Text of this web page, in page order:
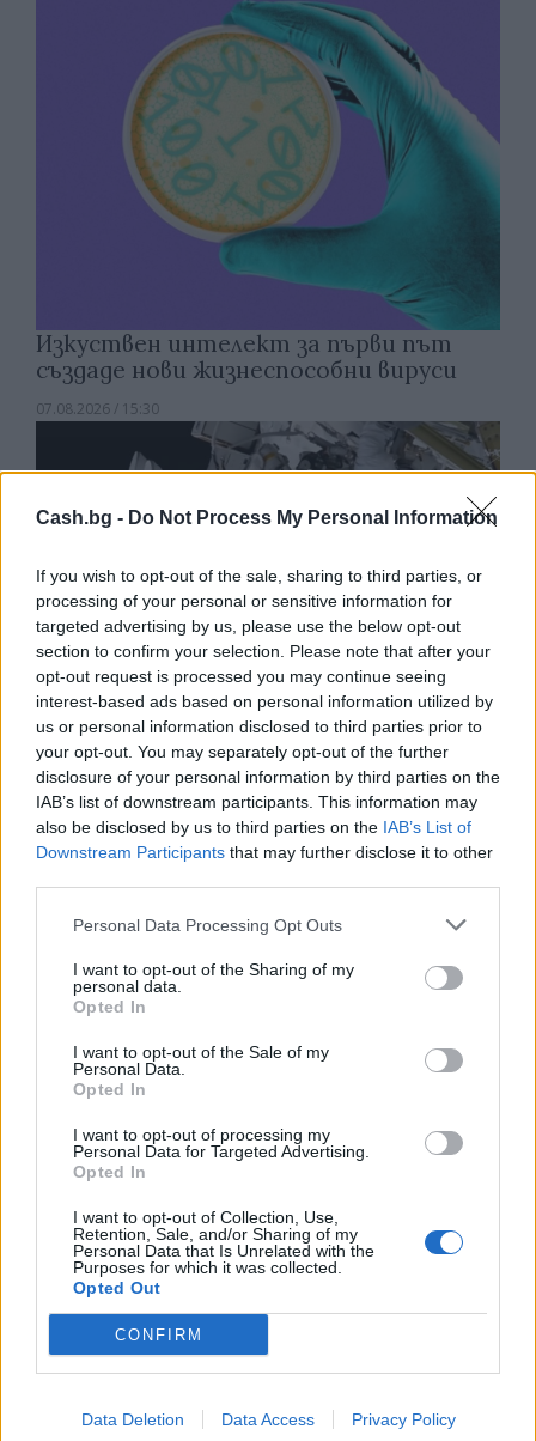
Cash.bg - Do Not Process My Personal Information
If you wish to opt-out of the sale, sharing to third parties, or
processing of your personal or sensitive information for
targeted advertising by us, please use the below opt-out
section to confirm your selection. Please note that after your
opt-out request is processed you may continue seeing
interest-based ads based on personal information utilized by
us or personal information disclosed to third parties prior to
your opt-out. You may separately opt-out of the further
disclosure of your personal information by third parties on the
IAB’s list of downstream participants. This information may
also be disclosed by us to third parties on the IAB’s List of
Downstream Participants that may further disclose it to other
Personal Data Processing Opt Outs
I want to opt-out of the Sharing of my
personal data.
Opted In
I want to opt-out of the Sale of my
Personal Data.
Opted In
I want to opt-out of processing my
Personal Data for Targeted Advertising.
Opted In
I want to opt-out of Collection, Use,
Retention, Sale, and/or Sharing of my
Personal Data that Is Unrelated with the
Purposes for which it was collected.
Opted Out
CONFIRM
Data Deletion Data Access Privacy Policy
Изкуствен интелект за първи път
създаде нови жизнеспособни вируси
07.08.2026 / 15:30
Астронавти на NASA излязоха в
открития космос
07.08.2026 / 15:00
Франция ще забрани рекламните
обаждания без съгласието на
абонатите от 11 август
07.08.2026 / 14:30